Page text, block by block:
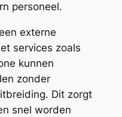
personeel.
externe
services zoals
kunnen
zonder
Dit zorgt
snel worden